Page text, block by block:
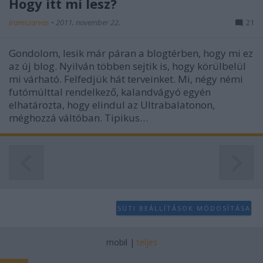
Hogy itt mi lesz?
iramszarvas • 2011. november 22. 21
Gondolom, lesik már páran a blogtérben, hogy mi ez
az új blog. Nyilván többen sejtik is, hogy körülbelül
mi várható. Felfedjük hát terveinket. Mi, négy némi
futómúlttal rendelkező, kalandvágyó egyén
elhatározta, hogy elindul az Ultrabalatonon,
méghozzá váltóban. Tipikus…
SÜTI BEÁLLÍTÁSOK MÓDOSÍTÁSA
mobil | teljes